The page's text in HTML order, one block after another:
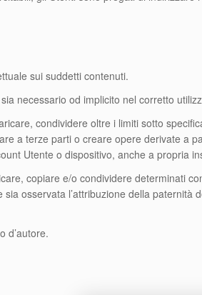
sui suddetti contenuti.
necessario od implicito nel corretto
condividere oltre i limiti sotto
a terze parti o creare opere derivate a
Utente o dispositivo, anche a propria
copiare e/o condividere determinati
osservata l’attribuzione della paternità
d’autore.